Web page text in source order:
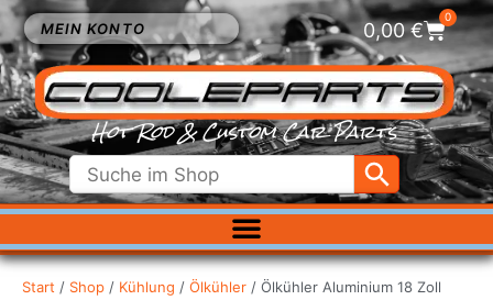
MEIN KONTO 0,00€
0
Hot Rod & Custom Car Parts
ELEKTRIK
EXTERIEUR
Start / Shop / Kühlung / Ölkühler / Ölkühler Aluminium 18 Zoll